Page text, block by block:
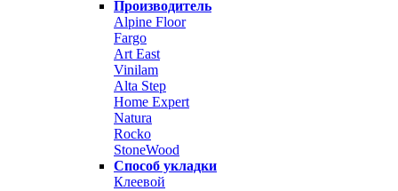
Производитель
Alpine Floor
Fargo
Art East
Vinilam
Alta Step
Home Expert
Natura
Rocko
StoneWood
Способ укладки
Клеевой